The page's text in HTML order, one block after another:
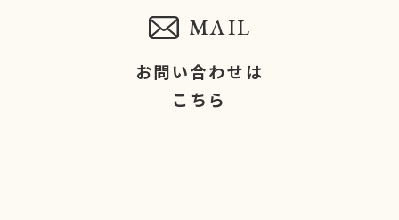
MAIL
お問い合わせは
こちら